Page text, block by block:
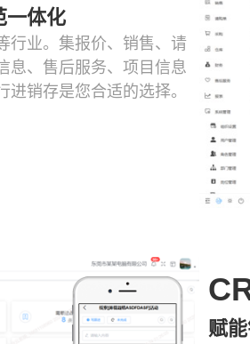
一体化
行业。集报价、销售、请
息、售后服务、项目信息
销存是您合适的选择。
赋